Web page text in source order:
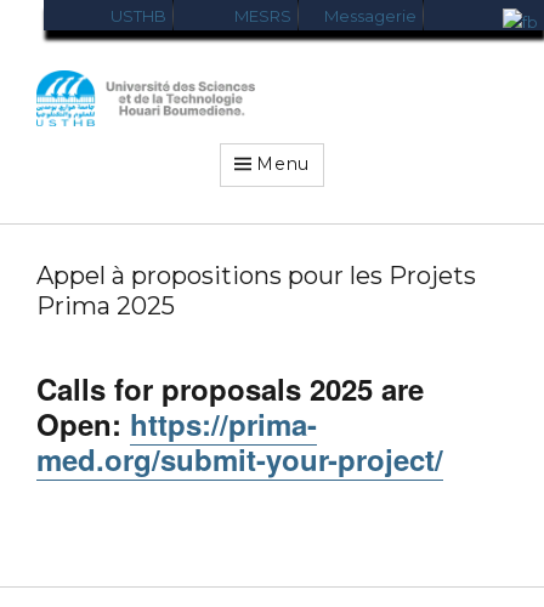
USTHB MESRS Messagerie
USTHB-
VRRELEX
Menu
Appel à propositions pour les Projets
Prima 2025
Calls for proposals 2025 are
Open: https://prima-
med.org/submit-your-project/